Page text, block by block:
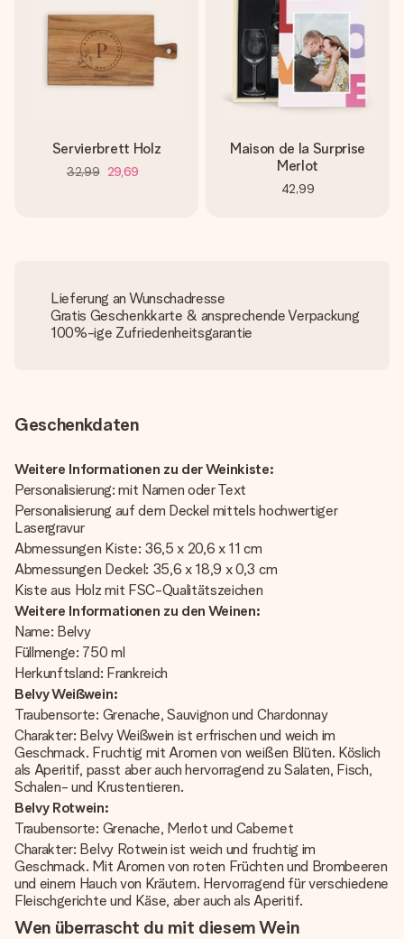
Servierbrett Holz
32,99 29,69
Maison de la Surprise
Merlot
42,99
Lieferung an Wunschadresse
Gratis Geschenkkarte & ansprechende Verpackung
100%-ige Zufriedenheitsgarantie
Geschenkdaten
Weitere Informationen zu der Weinkiste:
Personalisierung: mit Namen oder Text
Personalisierung auf dem Deckel mittels hochwertiger
Lasergravur
Abmessungen Kiste: 36,5 x 20,6 x 11 cm
Abmessungen Deckel: 35,6 x 18,9 x 0,3 cm
Kiste aus Holz mit FSC-Qualitätszeichen
Weitere Informationen zu den Weinen:
Name: Belvy
Füllmenge: 750 ml
Herkunftsland: Frankreich
Belvy Weißwein:
Traubensorte: Grenache, Sauvignon und Chardonnay
Charakter: Belvy Weißwein ist erfrischen und weich im
Geschmack. Fruchtig mit Aromen von weißen Blüten. Köslich
als Aperitif, passt aber auch hervorragend zu Salaten, Fisch,
Schalen- und Krustentieren.
Belvy Rotwein:
Traubensorte: Grenache, Merlot und Cabernet
Charakter: Belvy Rotwein ist weich und fruchtig im
Geschmack. Mit Aromen von roten Früchten und Brombeeren
und einem Hauch von Kräutern. Hervorragend für verschiedene
Fleischgerichte und Käse, aber auch als Aperitif.
Wen überrascht du mit diesem Wein